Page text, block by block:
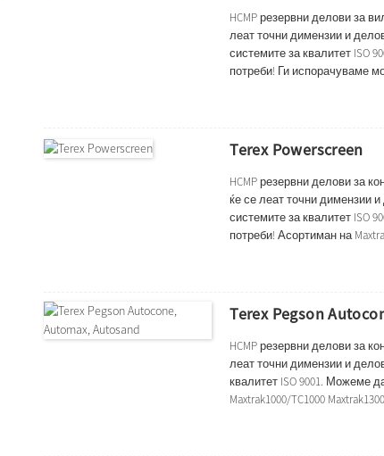
HCMP резервни делови за
леат точни димензии и
системите за квалитет ISO
потреби! Ги испорачуваме
KK75S | KK80 | KK95 | KK101 |
Terex Powerscreen
HCMP резервни делови за
ќе се леат точни димензии
системите за квалитет ISO
потреби! Асортиман на
Terex Pegson
HCMP резервни делови за
леат точни димензии и
квалитет ISO 9001. Можеме
Maxtrak1000/TC1000